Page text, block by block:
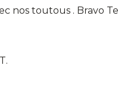
nos toutous . Bravo